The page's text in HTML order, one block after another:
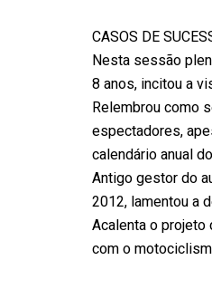
CASOS DE
Nesta sessão
8 anos, incitou a
Relembrou como
espectadores,
calendário anual
Antigo gestor do
2012, lamentou a
Acalenta o
com o